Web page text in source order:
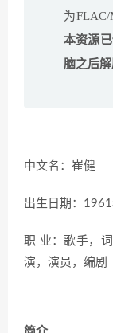
为FLAC/
本资源
脑之后解
中文名：崔健
出生日期：
职 业：歌手，
演，演员，编剧